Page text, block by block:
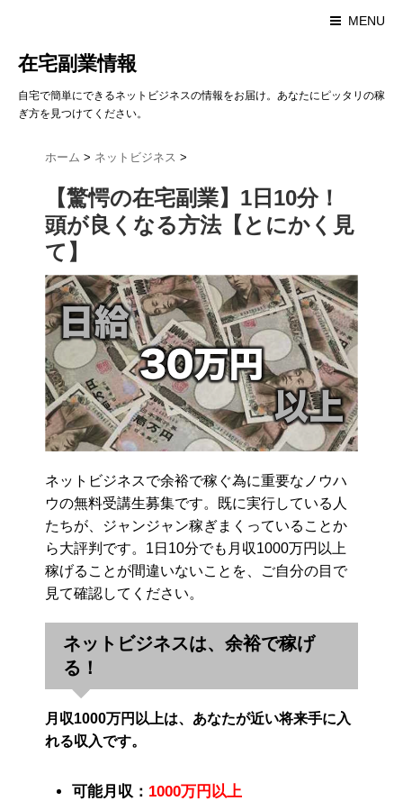
MENU
在宅副業情報
自宅で簡単にできるネットビジネスの情報をお届け。あなたにピッタリの稼
ぎ方を見つけてください。
ホーム > ネットビジネス >
【驚愕の在宅副業】1日10分！
頭が良くなる方法【とにかく見
て】
ネットビジネスで余裕で稼ぐ為に重要なノウハ
ウの無料受講生募集です。既に実行している人
たちが、ジャンジャン稼ぎまくっていることか
ら大評判です。1日10分でも月収1000万円以上
稼げることが間違いないことを、ご自分の目で
見て確認してください。
ネットビジネスは、余裕で稼げ
る！
月収1000万円以上は、あなたが近い将来手に入
れる収入です。
可能月収： 1000万円以上